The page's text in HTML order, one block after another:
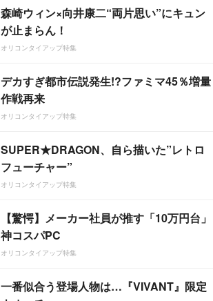
森崎ウィン×向井康二“両片思い”にキュン
が止まらん！
オリコンタイアップ特集
デカすぎ都市伝説発生!?ファミマ45％増量
作戦再来
オリコンタイアップ特集
SUPER★DRAGON、自ら描いた”レトロ
フューチャー”
オリコンタイアップ特集
【驚愕】メーカー社員が推す「10万円台」
神コスパPC
オリコンタイアップ特集
一番似合う登場人物は…『VIVANT』限定